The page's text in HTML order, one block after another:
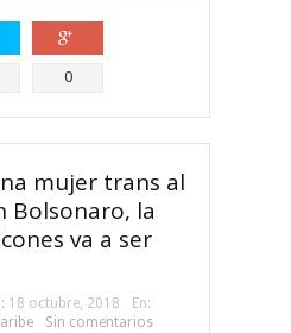
Compartir
0
mujer trans al
Bolsonaro, la
va a ser
18 octubre, 2018
En:
Sin comentarios